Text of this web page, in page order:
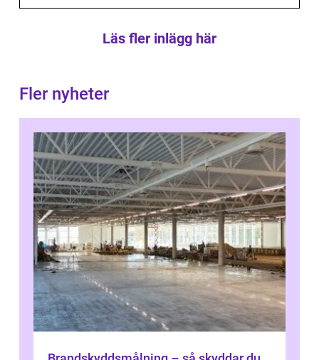
Läs fler inlägg här
Fler nyheter